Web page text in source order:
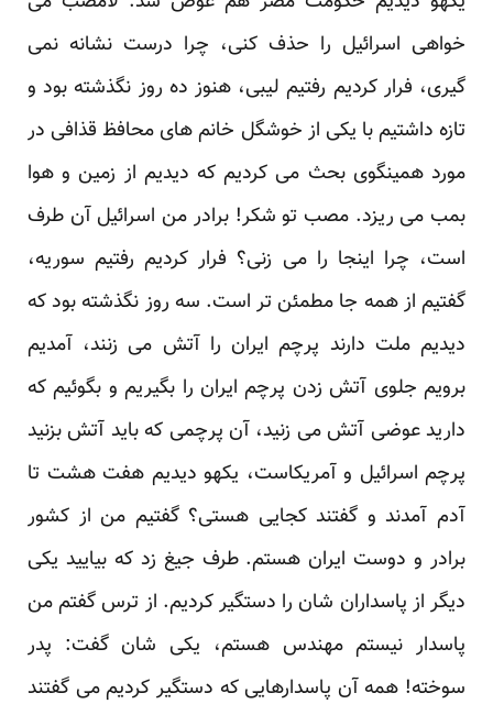
خواهی اسرائیل را حذف کنی، چرا درست نشانه نمی
گیری، فرار کردیم رفتیم لیبی، هنوز ده روز نگذشته بود و
تازه داشتیم با یکی از خوشگل خانم های محافظ قذافی در
مورد همینگوی بحث می کردیم که دیدیم از زمین و هوا
بمب می ریزد. مصب تو شکر! برادر من اسرائیل آن طرف
است، چرا اینجا را می زنی؟ فرار کردیم رفتیم سوریه،
گفتیم از همه جا مطمئن تر است. سه روز نگذشته بود که
دیدیم ملت دارند پرچم ایران را آتش می زنند، آمدیم
برویم جلوی آتش زدن پرچم ایران را بگیریم و بگوئیم که
دارید عوضی آتش می زنید، آن پرچمی که باید آتش بزنید
پرچم اسرائیل و آمریکاست، یکهو دیدیم هفت هشت تا
آدم آمدند و گفتند کجایی هستی؟ گفتیم من از کشور
برادر و دوست ایران هستم. طرف جیغ زد که بیایید یکی
دیگر از پاسداران شان را دستگیر کردیم. از ترس گفتم من
پاسدار نیستم مهندس هستم، یکی شان گفت: پدر
سوخته! همه آن پاسدارهایی که دستگیر کردیم می گفتند